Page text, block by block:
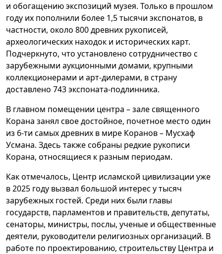
и обогащению экспозиций музея. Только в прошлом
году их пополнили более 1,5 тысячи экспонатов, в
частности, около 800 древних рукописей,
археологических находок и исторических карт.
Подчеркнуто, что установлено сотрудничество с
зарубежными аукционными домами, крупными
коллекционерами и арт-дилерами, в страну
доставлено 743 экспоната-подлинника.
В главном помещении центра – зале священного
Корана занял свое достойное, почетное место один
из 6-ти самых древних в мире Коранов – Мусхаф
Усмана. Здесь также собраны редкие рукописи
Корана, относящиеся к разным периодам.
Как отмечалось, Центр исламской цивилизации уже
в 2025 году вызвал большой интерес у тысяч
зарубежных гостей. Среди них были главы
государств, парламентов и правительств, депутаты,
сенаторы, министры, послы, ученые и общественные
деятели, руководители религиозных организаций. В
работе по проектированию, строительству Центра и